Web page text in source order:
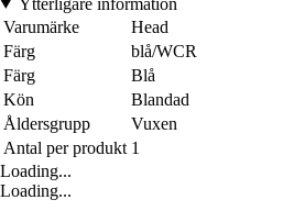
Varumärke
Head
Färg
blå/WCR
Färg
Blå
Kön
Blandad
Åldersgrupp
Vuxen
Antal per produkt 1
Loading...
Loading...